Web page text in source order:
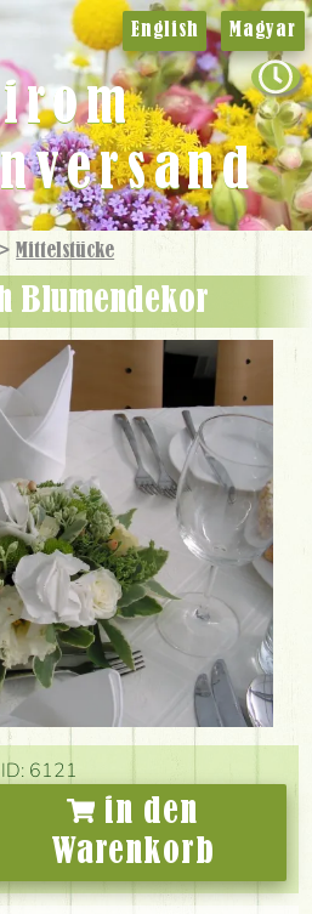
> Mittelstücke
Blumendekor
6121
in den
Warenkorb
English Magyar